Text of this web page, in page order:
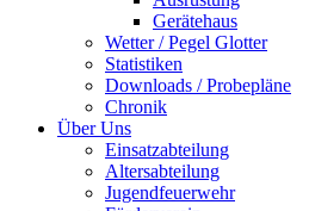
Gerätehaus
Wetter / Pegel Glotter
Statistiken
Downloads / Probepläne
Chronik
Über Uns
Einsatzabteilung
Altersabteilung
Jugendfeuerwehr